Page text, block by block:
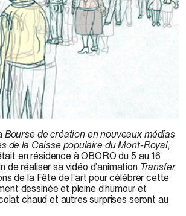
Bourse de création en nouveaux médias
de la Caisse populaire du Mont-Royal,
en résidence à OBORO du 5 au 16
de réaliser sa vidéo d’animation Transfer
de la Fête de l’art pour célébrer cette
dessinée et pleine d’humour et
chaud et autres surprises seront au